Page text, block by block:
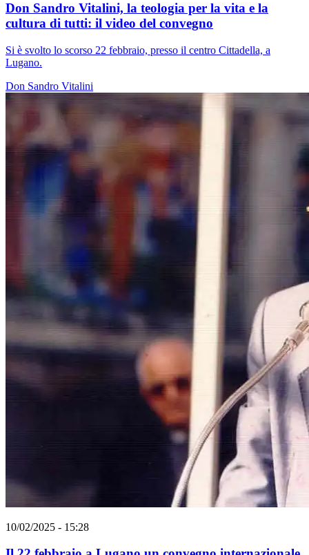
Don Sandro Vitalini, la teologia per la vita e la
cultura di tutti: il video del convegno
Si è svolto lo scorso 22 febbraio, presso il centro Cittadella, a
Lugano.
Don Sandro Vitalini
10/02/2025 - 15:28